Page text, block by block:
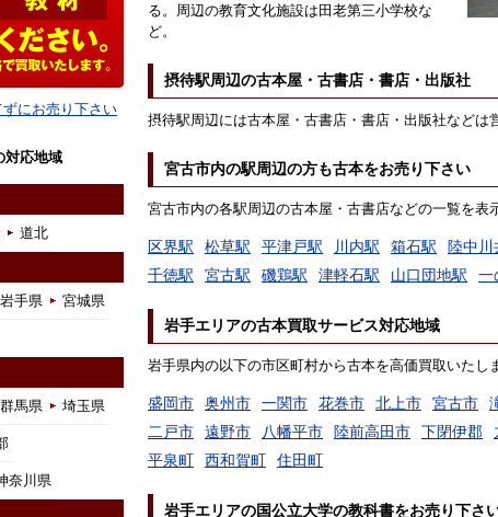
る。周辺の教育文化施設は田老第三小学校な
ど。
摂待駅周辺の古本屋・古書店・書店・出版社
摂待駅周辺には古本屋・古書店・書店・出版社などは
宮古市内の駅周辺の方も古本をお売り下さい
宮古市内の各駅周辺の古本屋・古書店などの一覧を表
区界駅 松草駅 平津戸駅 川内駅 箱石駅 陸中川
千徳駅
宮古駅 磯鶏駅 津軽石駅 山口団地駅 一
岩手エリアの古本買取サービス対応地域
岩手県内の以下の市区町村から古本を高価買取いたし
盛岡市 奥州市 一関市 花巻市 北上市 宮古市
二戸市
遠野市 八幡平市 陸前高田市 下閉伊郡
平泉町
西和賀町 住田町
岩手エリアの国公立大学の教科書をお売り下さ
にお売り下さい
対応地域
道北
岩手県 宮城県
群馬県 埼玉県
奈川県